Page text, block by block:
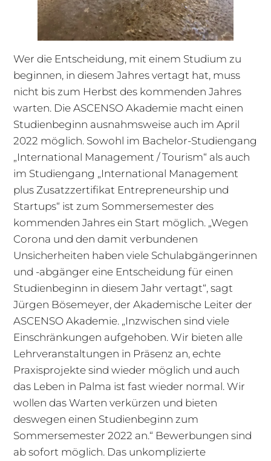
Wer die Entscheidung, mit einem Studium zu
beginnen, in diesem Jahres vertagt hat, muss
nicht bis zum Herbst des kommenden Jahres
warten. Die ASCENSO Akademie macht einen
Studienbeginn ausnahmsweise auch im April
2022 möglich. Sowohl im Bachelor-Studiengang
„International Management / Tourism“ als auch
im Studiengang „International Management
plus Zusatzzertifikat Entrepreneurship und
Startups“ ist zum Sommersemester des
kommenden Jahres ein Start möglich. „Wegen
Corona und den damit verbundenen
Unsicherheiten haben viele Schulabgängerinnen
und -abgänger eine Entscheidung für einen
Studienbeginn in diesem Jahr vertagt“, sagt
Jürgen Bösemeyer, der Akademische Leiter der
ASCENSO Akademie. „Inzwischen sind viele
Einschränkungen aufgehoben. Wir bieten alle
Lehrveranstaltungen in Präsenz an, echte
Praxisprojekte sind wieder möglich und auch
das Leben in Palma ist fast wieder normal. Wir
wollen das Warten verkürzen und bieten
deswegen einen Studienbeginn zum
Sommersemester 2022 an.“ Bewerbungen sind
ab sofort möglich. Das unkomplizierte